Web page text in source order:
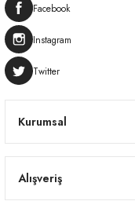
Kurumsal
Alışveriş
Facebook
Instagram
Twitter